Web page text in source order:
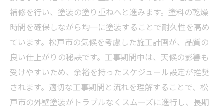
補修を行い、塗装の塗り重ねへと進みます。塗料の乾燥
時間を確保しながら均一に塗装することで耐久性を高め
ています。松戸市の気候を考慮した施工計画が、品質の
良い仕上がりの秘訣です。工事期間中は、天候の影響も
受けやすいため、余裕を持ったスケジュール設定が推奨
されます。適切な工事期間と流れを理解することで、松
戸市の外壁塗装がトラブルなくスムーズに進行し、長期